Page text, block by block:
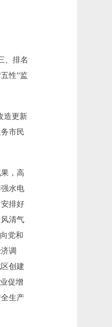
、排名
性”监
造更新
市民
，高
水电
排好
清气
党和
调
创建
促增
生产